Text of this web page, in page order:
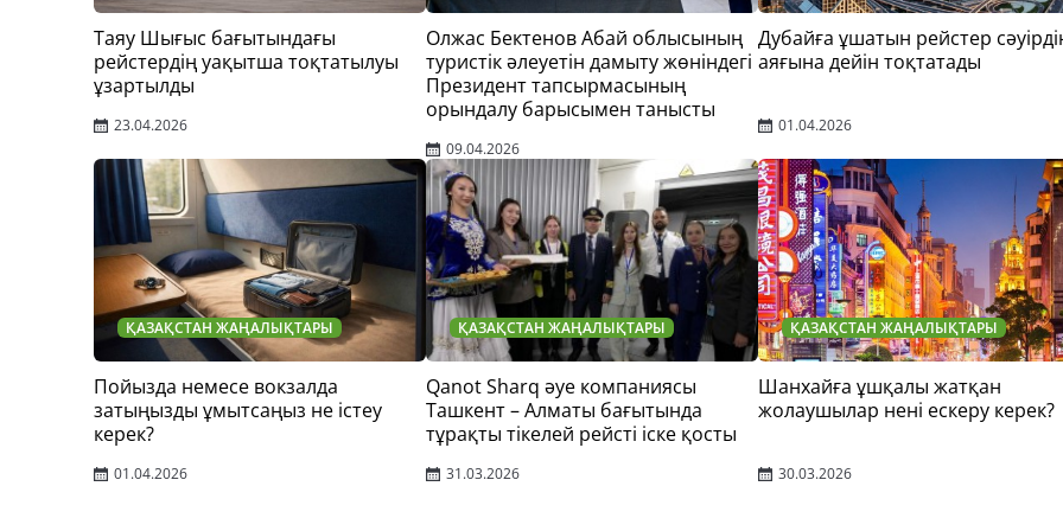
Таяу Шығыс бағытындағы
рейстердің уақытша тоқтатылуы
ұзартылды
23.04.2026
Олжас Бектенов Абай облысының
туристік әлеуетін дамыту жөніндегі
Президент тапсырмасының
орындалу барысымен танысты
09.04.2026
Дубайға ұшатын рейстер
аяғына дейін тоқтатады
01.04.2026
ҚАЗАҚСТАН ЖАҢАЛЫҚТАРЫ
Пойызда немесе вокзалда
затыңызды ұмытсаңыз не істеу
керек?
01.04.2026
ҚАЗАҚСТАН ЖАҢАЛЫҚТАРЫ
Qanot Sharq әуе компаниясы
Ташкент – Алматы бағытында
тұрақты тікелей рейсті іске қосты
31.03.2026
ҚАЗАҚСТАН ЖАҢАЛЫҚТАРЫ
Шанхайға ұшқалы жатқан
жолаушылар нені ескеру керек?
30.03.2026